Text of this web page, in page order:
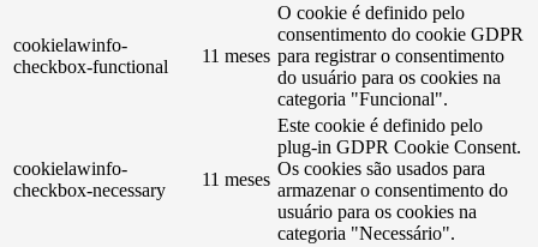
cookielawinfo-
checkbox-functional
11 meses
O cookie é definido pelo
consentimento do cookie GDPR
para registrar o consentimento
do usuário para os cookies na
categoria "Funcional".
cookielawinfo-
checkbox-necessary
11 meses
Este cookie é definido pelo
plug-in GDPR Cookie Consent.
Os cookies são usados ​​para
armazenar o consentimento do
usuário para os cookies na
categoria "Necessário".